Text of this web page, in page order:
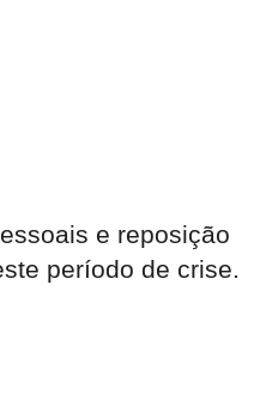
e reposição
período de crise.